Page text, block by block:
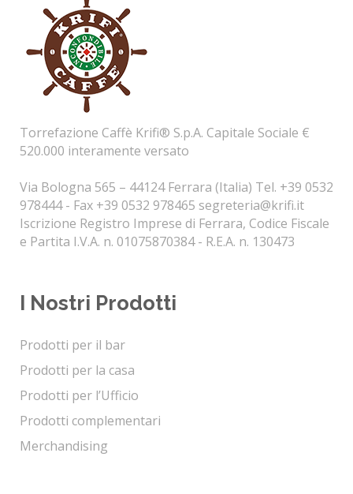
Torrefazione Caffè Krifi® S.p.A. Capitale Sociale €
520.000 interamente versato
Via Bologna 565 – 44124 Ferrara (Italia) Tel. +39 0532
978444 - Fax +39 0532 978465 segreteria@krifi.it
Iscrizione Registro Imprese di Ferrara, Codice Fiscale
e Partita I.V.A. n. 01075870384 - R.E.A. n. 130473
I Nostri Prodotti
Prodotti per il bar
Prodotti per la casa
Prodotti per l’Ufficio
Prodotti complementari
Merchandising